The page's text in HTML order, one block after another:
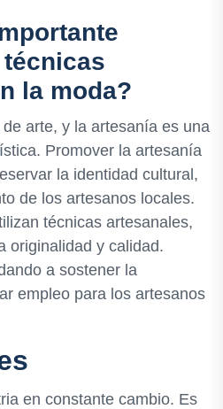
la moda?
arte, y la artesanía es una
Promover la artesanía
la identidad cultural,
de los artesanos locales.
técnicas artesanales,
originalidad y calidad.
a sostener la
empleo para los artesanos
en constante cambio. Es